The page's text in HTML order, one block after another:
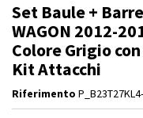
Set Baule +
WAGON 2012-
Colore Grigio
Kit Attacchi
Riferimento